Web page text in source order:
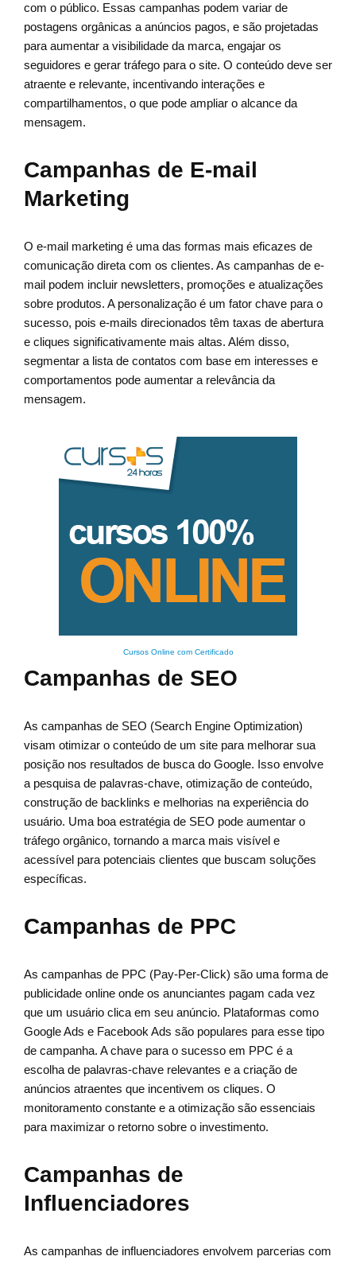
com o público. Essas campanhas podem variar de
postagens orgânicas a anúncios pagos, e são projetadas
para aumentar a visibilidade da marca, engajar os
seguidores e gerar tráfego para o site. O conteúdo deve ser
atraente e relevante, incentivando interações e
compartilhamentos, o que pode ampliar o alcance da
mensagem.
Campanhas de E-mail
Marketing
O e-mail marketing é uma das formas mais eficazes de
comunicação direta com os clientes. As campanhas de e-
mail podem incluir newsletters, promoções e atualizações
sobre produtos. A personalização é um fator chave para o
sucesso, pois e-mails direcionados têm taxas de abertura
e cliques significativamente mais altas. Além disso,
segmentar a lista de contatos com base em interesses e
comportamentos pode aumentar a relevância da
mensagem.
Cursos Online com Certificado
Campanhas de SEO
As campanhas de SEO (Search Engine Optimization)
visam otimizar o conteúdo de um site para melhorar sua
posição nos resultados de busca do Google. Isso envolve
a pesquisa de palavras-chave, otimização de conteúdo,
construção de backlinks e melhorias na experiência do
usuário. Uma boa estratégia de SEO pode aumentar o
tráfego orgânico, tornando a marca mais visível e
acessível para potenciais clientes que buscam soluções
específicas.
Campanhas de PPC
As campanhas de PPC (Pay-Per-Click) são uma forma de
publicidade online onde os anunciantes pagam cada vez
que um usuário clica em seu anúncio. Plataformas como
Google Ads e Facebook Ads são populares para esse tipo
de campanha. A chave para o sucesso em PPC é a
escolha de palavras-chave relevantes e a criação de
anúncios atraentes que incentivem os cliques. O
monitoramento constante e a otimização são essenciais
para maximizar o retorno sobre o investimento.
Campanhas de
Influenciadores
As campanhas de influenciadores envolvem parcerias com